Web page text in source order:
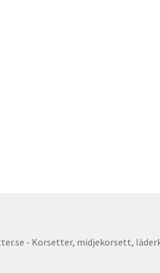
- Korsetter, midjekorsett,